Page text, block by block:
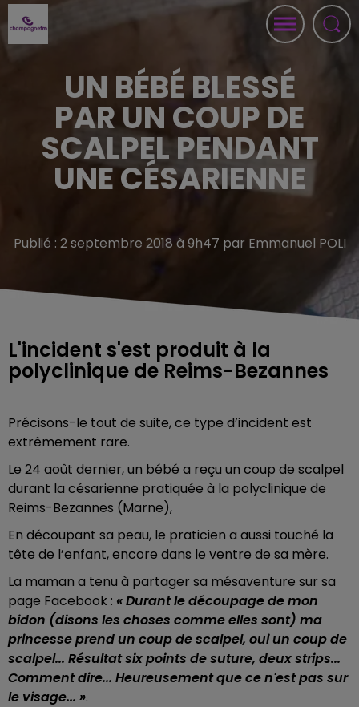
UN BÉBÉ BLESSÉ
PAR UN COUP DE
SCALPEL PENDANT
UNE CÉSARIENNE
Publié : 2 septembre 2018 à 9h47 par Emmanuel POLI
L'incident s'est produit à la
polyclinique de Reims-Bezannes
Précisons-le tout de suite, ce type d’incident est
extrêmement rare.
Le 24 août dernier, un bébé a reçu un coup de scalpel
durant la césarienne pratiquée à la polyclinique de
Reims-Bezannes (Marne),
En découpant sa peau, le praticien a aussi touché la
tête de l’enfant, encore dans le ventre de sa mère.
La maman a tenu à partager sa mésaventure sur sa
page Facebook : « Durant le découpage de mon
bidon (disons les choses comme elles sont) ma
princesse prend un coup de scalpel, oui un coup de
scalpel... Résultat six points de suture, deux strips...
Comment dire... Heureusement que ce n'est pas sur
le visage... ».